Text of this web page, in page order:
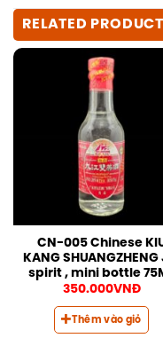
RELATED
CN-005 Chinese
KANG SHUANGZHENG
spirit , mini bottle
350.000VNĐ
Thêm vào giỏ